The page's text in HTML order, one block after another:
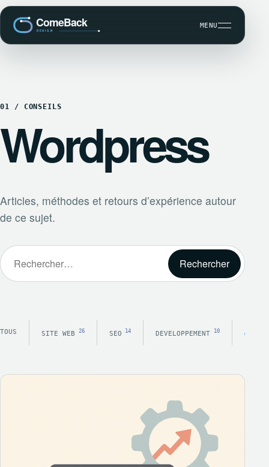
MENU
SEO ET VISIBILITÉ
CBK COMMUNICATION CLIENT
01 / CONSEILS
Wordpress
Articles, méthodes et retours d’expérience autour
de ce sujet.
Rechercher :
TOUS SITE WEB 26 SEO 14 DEVELOPPEMENT 10